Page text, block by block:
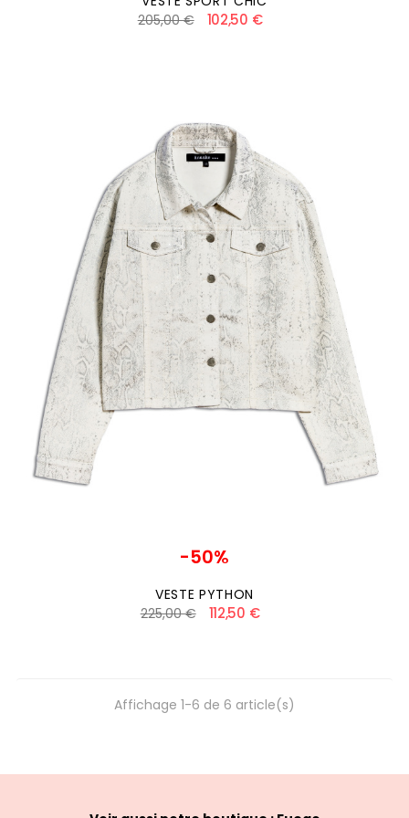
205,00 €
102,50 €
-50%
VESTE PYTHON
225,00 €
112,50 €
Affichage 1-6 de 6 article(s)